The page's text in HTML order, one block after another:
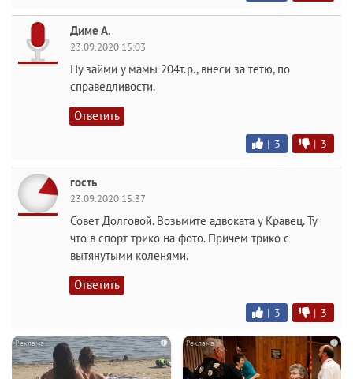
Диме А.
23.09.2020 15:03
Ну займи у мамы 204т.р., внеси за тетю, по
справедливости.
Ответить
| 3 | 3
гость
23.09.2020 15:37
Совет Долговой. Возьмите адвоката у Кравец. Ту
что в спорт трико на фото. Причем трико с
вытянутыми коленями.
Ответить
| 3 | 3
i i